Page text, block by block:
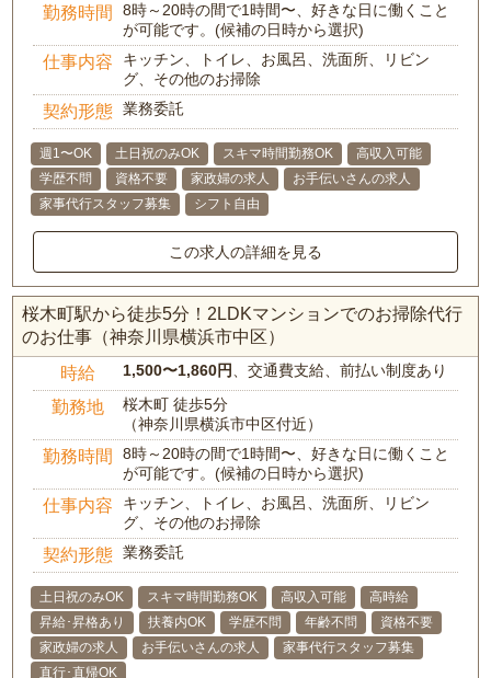
勤務時間
8時～20時の間で1時間〜、好きな日に働くこと
が可能です。(候補の日時から選択)
仕事内容
キッチン、トイレ、お風呂、洗面所、リビン
グ、その他のお掃除
契約形態 業務委託
週1〜OK 土日祝のみOK スキマ時間勤務OK
高収入可能
学歴不問
資格不要 家政婦の求人
お手伝いさんの求人
家事代行スタッフ募集
シフト自由
この求人の詳細を見る
桜木町駅から徒歩5分！2LDKマンションでのお掃除代行
のお仕事（神奈川県横浜市中区）
時給 1,500〜1,860円、交通費支給、前払い制度あり
勤務地
桜木町 徒歩5分
（神奈川県横浜市中区付近）
勤務時間
8時～20時の間で1時間〜、好きな日に働くこと
が可能です。(候補の日時から選択)
仕事内容
キッチン、トイレ、お風呂、洗面所、リビン
グ、その他のお掃除
契約形態 業務委託
土日祝のみOK スキマ時間勤務OK 高収入可能
高時給
昇給･昇格あり
扶養内OK 学歴不問 年齢不問
資格不要
家政婦の求人
お手伝いさんの求人
家事代行スタッフ募集
直行･直帰OK